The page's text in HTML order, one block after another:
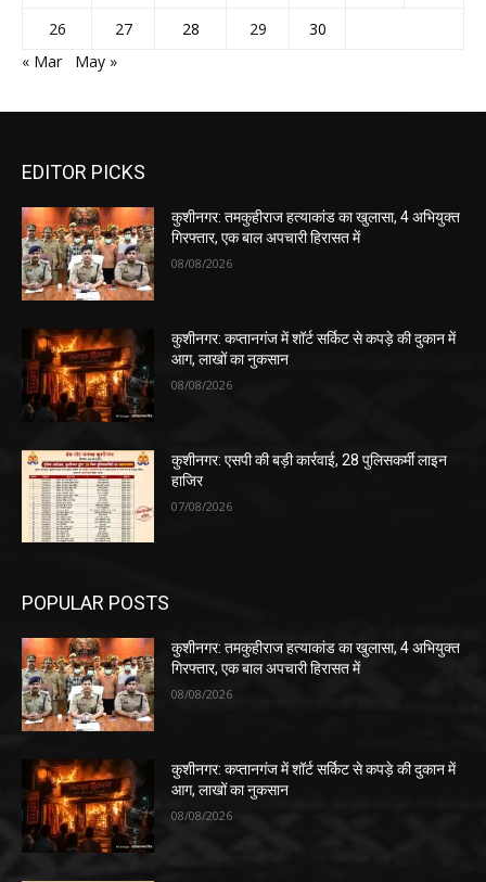
26
27 28 29
30
« Mar
May »
EDITOR PICKS
कुशीनगर: तमकुहीराज हत्याकांड का खुलासा, 4 अभियुक्त
गिरफ्तार, एक बाल अपचारी हिरासत में
08/08/2026
कुशीनगर: कप्तानगंज में शॉर्ट सर्किट से कपड़े की दुकान में
आग, लाखों का नुकसान
08/08/2026
कुशीनगर: एसपी की बड़ी कार्रवाई, 28 पुलिसकर्मी लाइन
हाजिर
07/08/2026
POPULAR POSTS
कुशीनगर: तमकुहीराज हत्याकांड का खुलासा, 4 अभियुक्त
गिरफ्तार, एक बाल अपचारी हिरासत में
08/08/2026
कुशीनगर: कप्तानगंज में शॉर्ट सर्किट से कपड़े की दुकान में
आग, लाखों का नुकसान
08/08/2026